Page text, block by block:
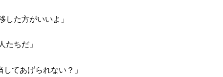
した方がいいよ」
たちだ」
てあげられない？」